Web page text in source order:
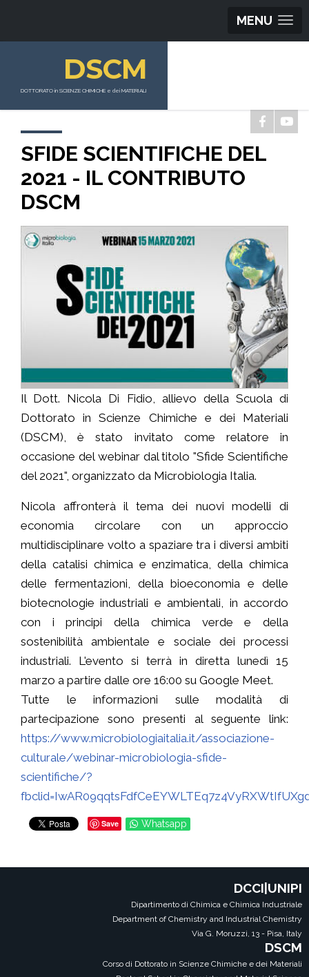
MENU
DSCM
DOTTORATO in SCIENZE CHIMICHE e dei MATERIALI
SFIDE SCIENTIFICHE DEL
2021 - IL CONTRIBUTO
DSCM
Il Dott. Nicola Di Fidio, allievo della Scuola di
Dottorato in Scienze Chimiche e dei Materiali
(DSCM), è stato invitato come relatore in
occasione del webinar dal titolo "Sfide Scientifiche
del 2021", organizzato da Microbiologia Italia.
Nicola affronterà il tema dei nuovi modelli di
economia circolare con un approccio
multidisciplinare volto a spaziare tra i diversi ambiti
della catalisi chimica e enzimatica, della chimica
delle fermentazioni, della bioeconomia e delle
biotecnologie industriali e ambientali, in accordo
con i principi della chimica verde e della
sostenibilità ambientale e sociale dei processi
industriali. L'evento si terrà in diretta lunedì 15
marzo a partire dalle ore 16:00 su Google Meet.
Tutte le informazioni sulle modalità di
partecipazione sono presenti al seguente link:
https://www.microbiologiaitalia.it/associazione-
culturale/webinar-microbiologia-sfide-
scientifiche/?
Save Whatsapp
DCCI|UNIPI
Dipartimento di Chimica e Chimica Industriale
Department of Chemistry and Industrial Chemistry
Via G. Moruzzi, 13 - Pisa, Italy
DSCM
Corso di Dottorato in Scienze Chimiche e dei Materiali